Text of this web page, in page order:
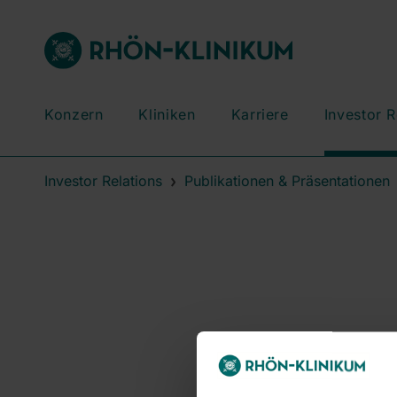
Konzern Kliniken Karriere Investor
Investor Relations Publikationen & Präsentationen